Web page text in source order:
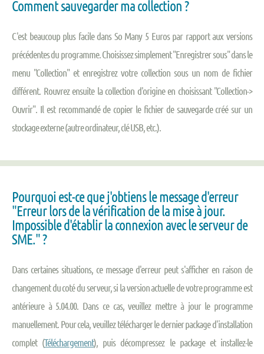
Comment sauvegarder ma collection ?
C'est beaucoup plus facile dans So Many 5 Euros par rapport aux versions
précédentes du programme. Choisissez simplement "Enregistrer sous" dans le
menu "Collection" et enregistrez votre collection sous un nom de fichier
différent. Rouvrez ensuite la collection d'origine en choisissant "Collection->
Ouvrir". Il est recommandé de copier le fichier de sauvegarde créé sur un
stockage externe (autre ordinateur, clé USB, etc.).
Pourquoi est-ce que j'obtiens le message d'erreur
"Erreur lors de la vérification de la mise à jour.
Impossible d'établir la connexion avec le serveur de
SME." ?
Dans certaines situations, ce message d'erreur peut s'afficher en raison de
changement du coté du serveur, si la version actuelle de votre programme est
antérieure à 5.04.00. Dans ce cas, veuillez mettre à jour le programme
manuellement. Pour cela, veuillez télécharger le dernier package d'installation
complet (Téléchargement), puis décompressez le package et installez-le